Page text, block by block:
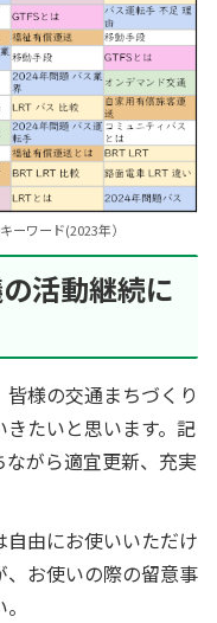
ーワード(2023年）
活動継続に
様の交通まちづくり
たいと思います。記
がら適宜更新、充実
由にお使いいただけ
、お使いの際の留意事